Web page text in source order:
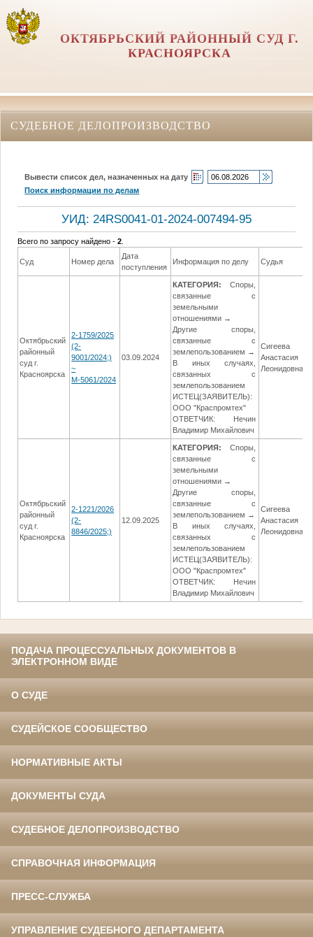
ОКТЯБРЬСКИЙ РАЙОННЫЙ СУД Г.
КРАСНОЯРСКА
СУДЕБНОЕ ДЕЛОПРОИЗВОДСТВО
Вывести список дел, назначенных на дату
Поиск информации по делам
УИД: 24RS0041-01-2024-007494-95
Всего по запросу найдено -2
Суд Номер дела
Дата
поступления
Информация по делу Судья
Октябрьский
районный
суд г.
Красноярска
2-1759/2025
(2-
9001/2024;)
~
М-5061/2024
03.09.2024
КАТЕГОРИЯ:
Споры,
связанные с
земельными
отношениями →
Другие споры,
связанные с
землепользованием →
В иных случаях,
связанных с
землепользованием
ИСТЕЦ(ЗАЯВИТЕЛЬ):
ООО "Краспромтех"
ОТВЕТЧИК: Нечин
Владимир Михайлович
Сигеева
Анастасия
Леонидовна
Октябрьский
районный
суд г.
Красноярска
2-1221/2026
(2-
8846/2025;)
12.09.2025
КАТЕГОРИЯ:
Споры,
связанные с
земельными
отношениями →
Другие споры,
связанные с
землепользованием →
В иных случаях,
связанных с
землепользованием
ИСТЕЦ(ЗАЯВИТЕЛЬ):
ООО "Краспромтех"
ОТВЕТЧИК: Нечин
Владимир Михайлович
Сигеева
Анастасия
Леонидовна
ПОДАЧА ПРОЦЕССУАЛЬНЫХ ДОКУМЕНТОВ В
ЭЛЕКТРОННОМ ВИДЕ
О СУДЕ
СУДЕЙСКОЕ СООБЩЕСТВО
НОРМАТИВНЫЕ АКТЫ
ДОКУМЕНТЫ СУДА
СУДЕБНОЕ ДЕЛОПРОИЗВОДСТВО
СПРАВОЧНАЯ ИНФОРМАЦИЯ
ПРЕСС-СЛУЖБА
УПРАВЛЕНИЕ СУДЕБНОГО ДЕПАРТАМЕНТА